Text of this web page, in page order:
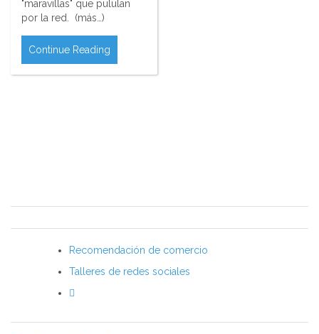
"maravillas" que pululan
por la red. (más…)
Continue Reading
Recomendación de comercio
Talleres de redes sociales